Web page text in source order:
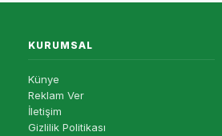
KURUMSAL
Künye
Reklam Ver
İletişim
Gizlilik Politikası